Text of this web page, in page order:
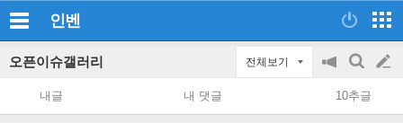
인벤
오픈이슈갤러리 전체보기
공
지
on/off
검
색
글
쓰
내글 내 댓글 10추글